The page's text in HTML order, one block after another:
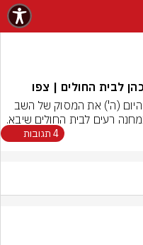
לבית החולים | צפו
רעים לבית החולים שיבא.
4 תגובות